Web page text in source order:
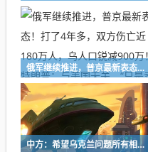
俄军继续推进，普京最新表态！打了4年多，双方伤亡近180万人，乌人口锐减900万！特朗普：与美国无关，“只是卖卖武器”
中方：希望乌克兰问题所有相关方都参与和谈，在充分完全遵循联合国宪章原则基础上消除危机根源，达成全面、持久、有约束力的和平协议